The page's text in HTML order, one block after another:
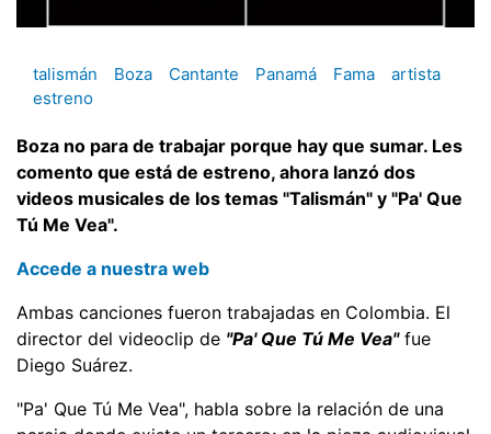
talismán Boza Cantante Panamá Fama
artista
estreno
Boza no para de trabajar porque hay que sumar. Les
comento que está de estreno, ahora lanzó dos
videos musicales de los temas "Talismán" y "Pa' Que
Tú Me Vea".
Accede a nuestra web
Ambas canciones fueron trabajadas en Colombia. El
director del videoclip de "Pa' Que Tú Me Vea"fue
Diego Suárez.
"Pa' Que Tú Me Vea", habla sobre la relación de una